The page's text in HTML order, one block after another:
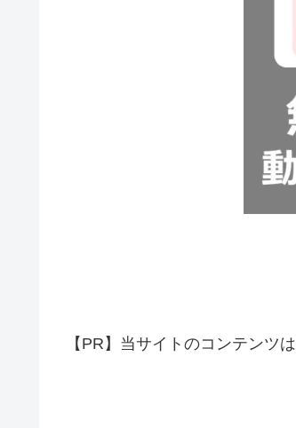
【PR】当サイトのコンテンツ